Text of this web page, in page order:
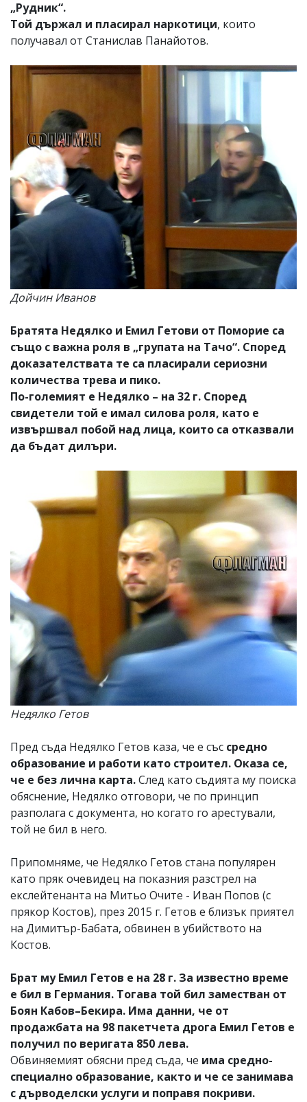
„Рудник“.
Той държал и пласирал наркотици, които
получавал от Станислав Панайотов.
Дойчин Иванов
Братята Недялко и Емил Гетови от Поморие са
също с важна роля в „групата на Тачо“. Според
доказателствата те са пласирали сериозни
количества трева и пико.
По-големият е Недялко – на 32 г. Според
свидетели той е имал силова роля, като е
извършвал побой над лица, които са отказвали
да бъдат дилъри.
Недялко Гетов
Пред съда Недялко Гетов каза, че е със средно
образование и работи като строител. Оказа се,
че е без лична карта.След като съдията му поиска
обяснение, Недялко отговори, че по принцип
разполага с документа, но когато го арестували,
той не бил в него.
Припомняме, че Недялко Гетов стана популярен
като пряк очевидец на показния разстрел на
екслейтенанта на Митьо Очите - Иван Попов (с
прякор Костов), през 2015 г. Гетов е близък приятел
на Димитър-Бабата, обвинен в убийството на
Костов.
Брат му Емил Гетов е на 28 г. За известно време
е бил в Германия. Тогава той бил заместван от
Боян Кабов–Бекира. Има данни, че от
продажбата на 98 пакетчета дрога Емил Гетов е
получил по веригата 850 лева.
Обвиняемият обясни пред съда, че има средно-
специално образование, както и че се занимава
с дърводелски услуги и поправя покриви.